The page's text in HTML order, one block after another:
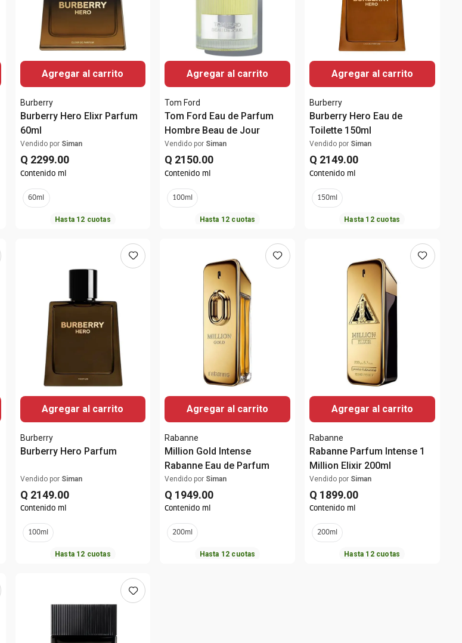
Agregar al carrito
Burberry
Burberry Hero Elixr Parfum
60ml
Vendido por Siman
Q 2299.00
Contenido ml
60ml
Hasta 12 cuotas
Agregar al carrito
Tom Ford
Tom Ford Eau de Parfum
Hombre Beau de Jour
Vendido por Siman
Q 2150.00
Contenido ml
100ml
Hasta 12 cuotas
Agregar al carrito
Burberry
Burberry Hero Eau de
Toilette 150ml
Vendido por Siman
Q 2149.00
Contenido ml
150ml
Hasta 12 cuotas
Agregar al carrito
Burberry
Burberry Hero Parfum
Vendido por Siman
Q 2149.00
Contenido ml
100ml
Hasta 12 cuotas
Agregar al carrito
Rabanne
Million Gold Intense
Rabanne Eau de Parfum
Vendido por Siman
Q 1949.00
Contenido ml
200ml
Hasta 12 cuotas
Agregar al carrito
Rabanne
Rabanne Parfum Intense 1
Million Elixir 200ml
Vendido por Siman
Q 1899.00
Contenido ml
200ml
Hasta 12 cuotas